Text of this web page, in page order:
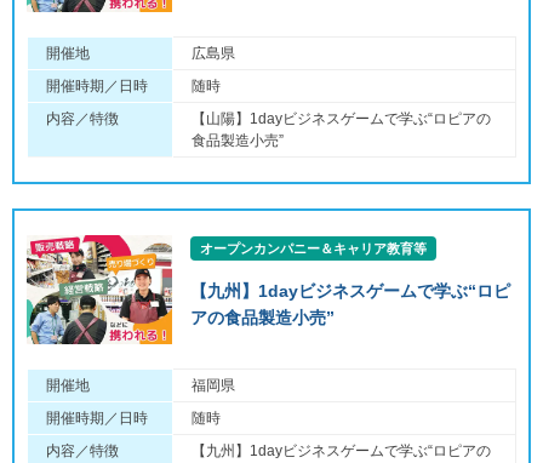
開催地
広島県
開催時期／日時
随時
内容／特徴
【山陽】1dayビジネスゲームで学ぶ“ロピアの
食品製造小売”
オープンカンパニー＆キャリア教育等
【九州】1dayビジネスゲームで学ぶ“ロピ
アの食品製造小売”
開催地
福岡県
開催時期／日時
随時
内容／特徴
【九州】1dayビジネスゲームで学ぶ“ロピアの